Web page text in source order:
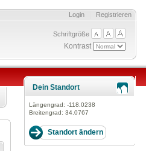
Registrieren
Login
Schriftgröße
Kontrast
Dein Standort
Längengrad: -118.0238
Breitengrad: 34.0767